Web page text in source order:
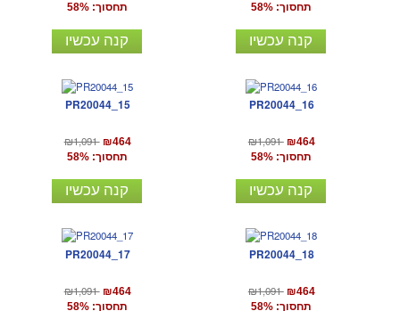
תחסוך: 58%
קנה עכשיו
תחסוך: 58%
קנה עכשיו
PR20044_15
₪1,091 ₪464
תחסוך: 58%
קנה עכשיו
PR20044_16
₪1,091 ₪464
תחסוך: 58%
קנה עכשיו
PR20044_17
₪1,091 ₪464
תחסוך: 58%
PR20044_18
₪1,091 ₪464
תחסוך: 58%